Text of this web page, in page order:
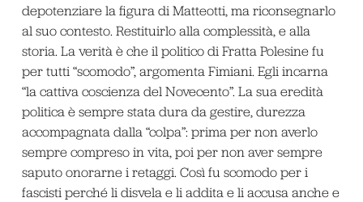
depotenziare la figura di Matteotti, ma riconsegnarlo
al suo contesto. Restituirlo alla complessità, e alla
storia. La verità è che il politico di Fratta Polesine fu
per tutti “scomodo”, argomenta Fimiani. Egli incarna
“la cattiva coscienza del Novecento”. La sua eredità
politica è sempre stata dura da gestire, durezza
accompagnata dalla “colpa”: prima per non averlo
sempre compreso in vita, poi per non aver sempre
saputo onorarne i retaggi. Così fu scomodo per i
fascisti perché li disvela e li addita e li accusa anche e